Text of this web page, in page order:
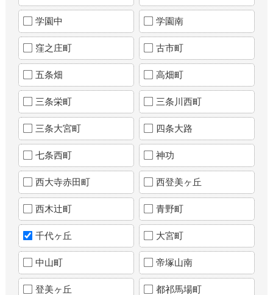
学園中 学園南
窪之庄町 古市町
五条畑 高畑町
三条栄町 三条川西町
三条大宮町 四条大路
七条西町 神功
西大寺赤田町 西登美ヶ丘
西木辻町 青野町
千代ヶ丘 大宮町
中山町 帝塚山南
登美ヶ丘 都祁馬場町